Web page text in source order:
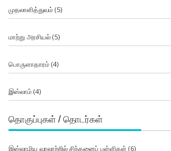
முதலாளித்துவம்(5)
மாற்று அரசியல்(5)
பொருளாதாரம்(4)
இஸ்லாம்(4)
தொகுப்புகள் / தொடர்கள்
இஸ்லாமிய வரலாற்றில் சிந்தனைப் பள்ளிகள் (6)